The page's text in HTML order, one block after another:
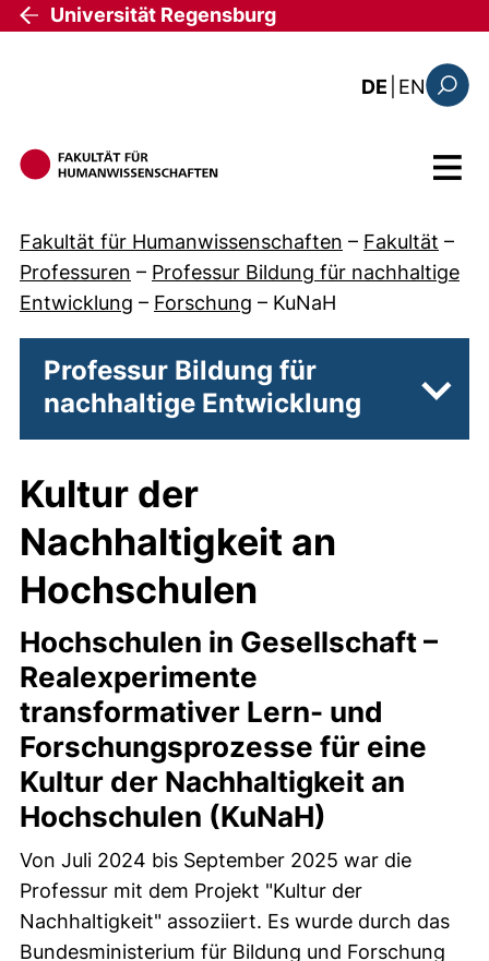
Direkt zum Inhalt
Universität Regensburg
DE EN: this
Menü
Fakultät für Humanwissenschaften – Fakultät –
Professuren – Professur Bildung für nachhaltige
Entwicklung – Forschung – KuNaH
Professur Bildung für
nachhaltige Entwicklung
Kultur der
Nachhaltigkeit an
Hochschulen
Hochschulen in Gesellschaft –
Realexperimente
transformativer Lern- und
Forschungsprozesse für eine
Kultur der Nachhaltigkeit an
Hochschulen (KuNaH)
Von Juli 2024 bis September 2025 war die
Professur mit dem Projekt "Kultur der
Nachhaltigkeit" assoziiert. Es wurde durch das
Bundesministerium für Bildung und Forschung